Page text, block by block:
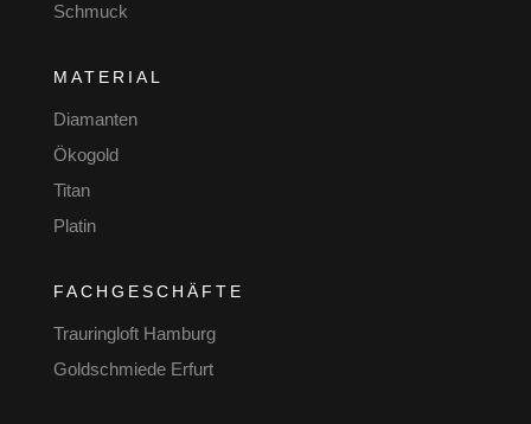
Schmuck
MATERIAL
Diamanten
Ökogold
Titan
Platin
FACHGESCHÄFTE
Trauringloft Hamburg
Goldschmiede Erfurt